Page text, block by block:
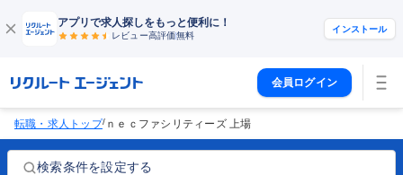
アプリで求人探しをもっと便利に！
レビュー高評価無料
インストール
会員ログイン
転職・求人トップ/ ｎｅｃファシリティーズ 上場
検索条件を設定する